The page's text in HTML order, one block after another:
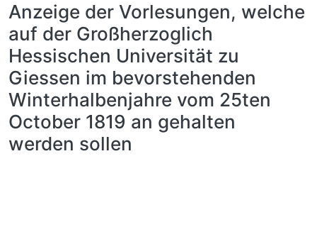
Anzeige der Vorlesungen, welche
auf der Großherzoglich
Hessischen Universität zu
Giessen im bevorstehenden
Winterhalbenjahre vom 25ten
October 1819 an gehalten
werden sollen